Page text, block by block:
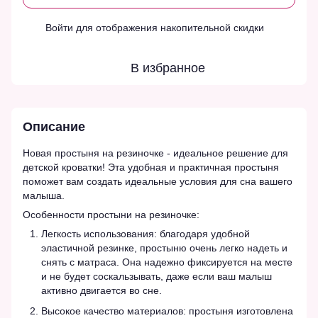
Войти для отображения накопительной скидки
В избранное
Описание
Новая простыня на резиночке - идеальное решение для
детской кроватки! Эта удобная и практичная простыня
поможет вам создать идеальные условия для сна вашего
малыша.
Особенности простыни на резиночке:
Легкость использования: благодаря удобной
эластичной резинке, простыню очень легко надеть и
снять с матраса. Она надежно фиксируется на месте
и не будет соскальзывать, даже если ваш малыш
активно двигается во сне.
Высокое качество материалов: простыня изготовлена